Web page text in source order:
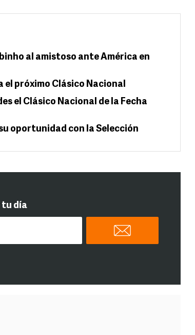
al amistoso ante América en
el próximo Clásico Nacional
el Clásico Nacional de la Fecha
oportunidad con la Selección
tu día